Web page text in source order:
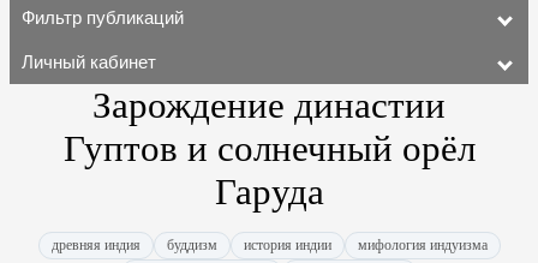
Фильтр публикаций
Личный кабинет
Зарождение династии
Гуптов и солнечный орёл
Гаруда
древняя индия буддизм история индии
мифология индуизма